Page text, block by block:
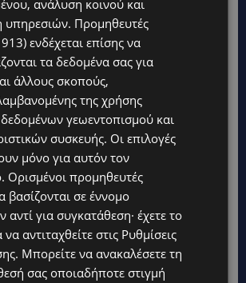
ανάλυση κοινού και
υπηρεσιών. Προμηθευτές
ενδέχεται επίσης να
τα δεδομένα σας για
άλλους σκοπούς,
της χρήσης
γεωεντοπισμού και
συσκευής. Οι επιλογές
μόνο για αυτόν τον
Ορισμένοι προμηθευτές
βασίζονται σε έννομο
αντί για συγκατάθεση· έχετε το
αντιταχθείτε στις Ρυθμίσεις
. Μπορείτε να ανακαλέσετε τη
σας οποιαδήποτε στιγμή